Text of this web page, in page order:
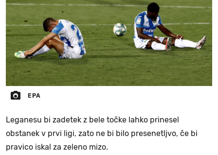
EPA
Leganesu bi zadetek z bele točke lahko prinesel
obstanek v prvi ligi, zato ne bi bilo presenetljvo, če bi
pravico iskal za zeleno mizo.